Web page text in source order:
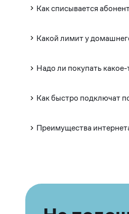
Как списывается
Какой лимит у
Надо ли покупать
Как быстро подключат
Преимущества